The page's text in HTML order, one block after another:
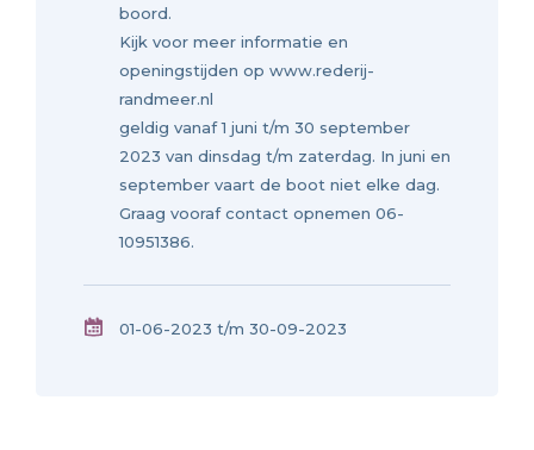
boord.
Kijk voor meer informatie en
openingstijden op www.rederij-
randmeer.nl
geldig vanaf 1 juni t/m 30 september
2023 van dinsdag t/m zaterdag. In juni en
september vaart de boot niet elke dag.
Graag vooraf contact opnemen 06-
10951386.
01-06-2023 t/m 30-09-2023